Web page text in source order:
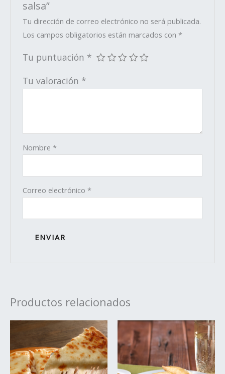
salsa”
Tu dirección de correo electrónico no será publicada.
Los campos obligatorios están marcados con*
Tu puntuación *
Tu valoración *
Nombre*
Correo electrónico*
Productos relacionados